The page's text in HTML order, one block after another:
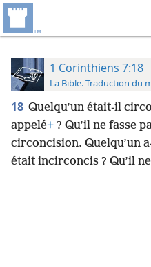
1 Corinthiens 7:18
La Bible. Traduction du
18 Quelqu’un était-il
appelé+ ? Qu’il ne fasse
circoncision. Quelqu’un
était incirconcis ? Qu’il